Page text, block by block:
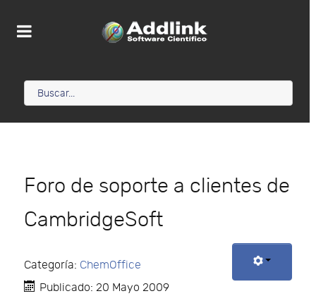
Foro de soporte a clientes de
CambridgeSoft
Categoría: ChemOffice
Publicado: 20 Mayo 2009